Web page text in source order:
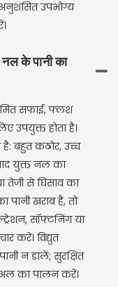
उपभोग्य
के पानी का
सफाई, फ्लश
उपयुक्त होता है।
है: बहुत कठोर, उच्च
युक्त नल का
तेजी से घिसाव का
खराब है, तो
सॉफ्टनिंग या
करें। विद्युत
न डालें; सुरक्षित
का पालन करें।